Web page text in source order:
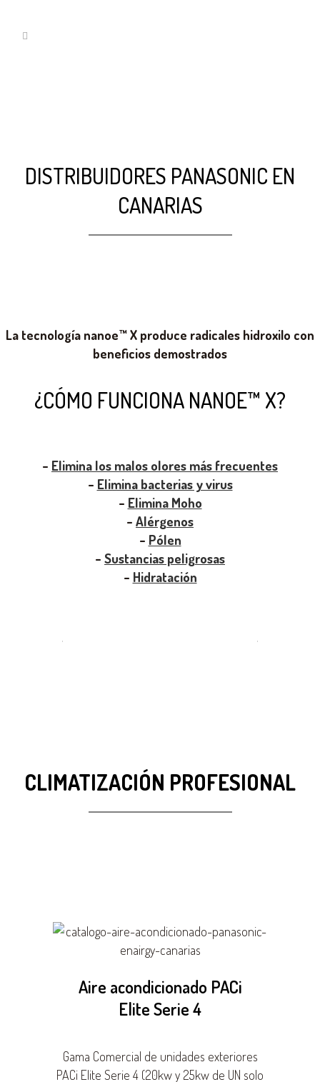
DISTRIBUIDORES PANASONIC EN
CANARIAS
La tecnología nanoe™ X produce radicales hidroxilo con
beneficios demostrados
¿CÓMO FUNCIONA NANOE™ X?
– Elimina los malos olores más frecuentes
– Elimina bacterias y virus
– Elimina Moho
– Alérgenos
– Pólen
– Sustancias peligrosas
– Hidratación
CLIMATIZACIÓN PROFESIONAL
Aire acondicionado PACi
Elite Serie 4
Gama Comercial de unidades exteriores
PACi Elite Serie 4 (20kw y 25kw de UN solo